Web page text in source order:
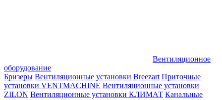
Вентиляционное
оборудование
Бризеры Вентиляционные установки Breezart Приточные
установки VENTMACHINE Вентиляционные установки
ZILON Вентиляционные установки КЛИМАТ Канальные